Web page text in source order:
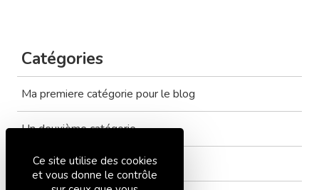
Catégories
Ma premiere catégorie pour le blog
Un deuxième catégorie
Tout voir
Ce site utilise des cookies
et vous donne le contrôle